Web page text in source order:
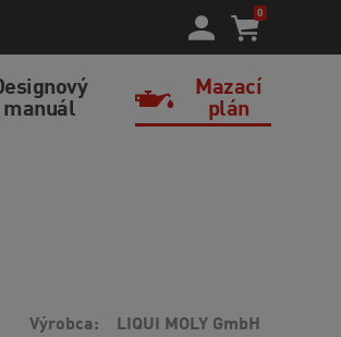
0
manuál
Mazací
plán
Výrobca LIQUI MOLY GmbH